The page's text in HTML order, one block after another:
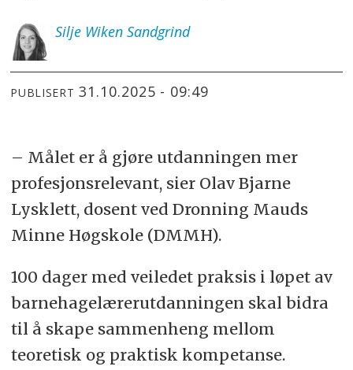
Silje Wiken Sandgrind
PUBLISERT 31.10.2025 - 09:49
– Målet er å gjøre utdanningen mer
profesjonsrelevant, sier Olav Bjarne
Lysklett, dosent ved Dronning Mauds
Minne Høgskole (DMMH).
100 dager med veiledet praksis i løpet av
barnehagelærerutdanningen skal bidra
til å skape sammenheng mellom
teoretisk og praktisk kompetanse.